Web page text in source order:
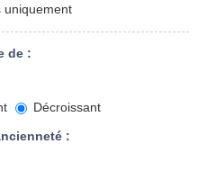
uniquement
de :
Décroissant
: